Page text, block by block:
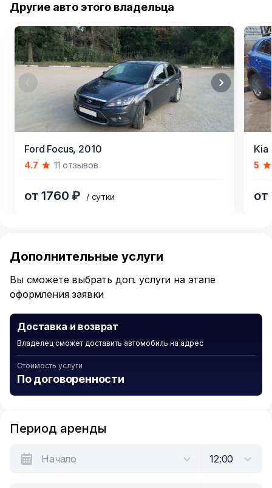
Другие авто этого владельца
Ford Focus, 2010
4.7 11 отзывов
от 1760 ₽ / сутки
Kia
5
of
6
Дополнительные услуги
Вы сможете выбрать доп. услуги на этапе
оформления заявки
Доставка и возврат
Владелец сможет доставить автомобиль на адрес
Стоимость услуги
По договоренности
Период аренды